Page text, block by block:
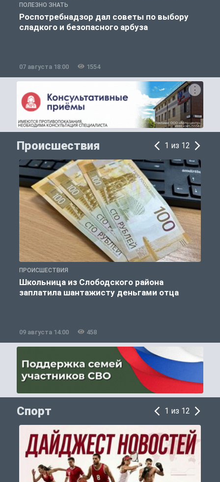
ПОЛЕЗНО ЗНАТЬ
Роспотребнадзор дал советы по выбору
сладкого и безопасного арбуза
07 августа 18:00 1554
Происшествия 1 из 12
ПРОИСШЕСТВИЯ
Школьница из Слободского района
заплатила шантажисту деньгами отца
09 августа 14:00 458
Спорт 1 из 12